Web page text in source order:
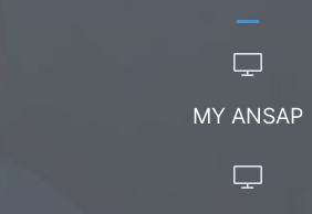
MY ANSAP